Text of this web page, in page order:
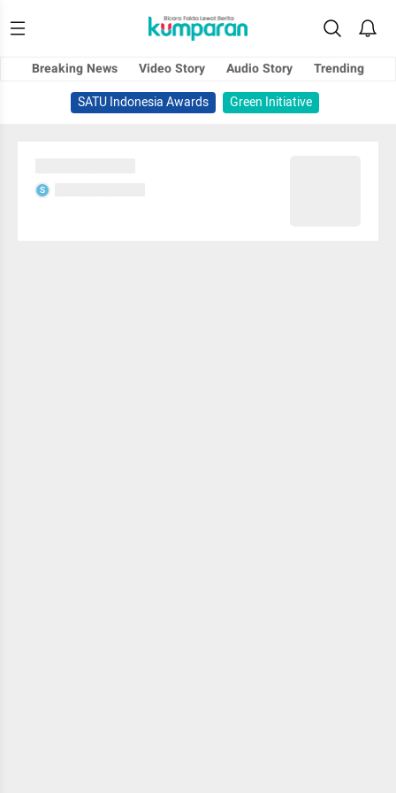
Breaking News Video Story Audio Story
Trending
SATU Indonesia Awards
Green Initiative
S